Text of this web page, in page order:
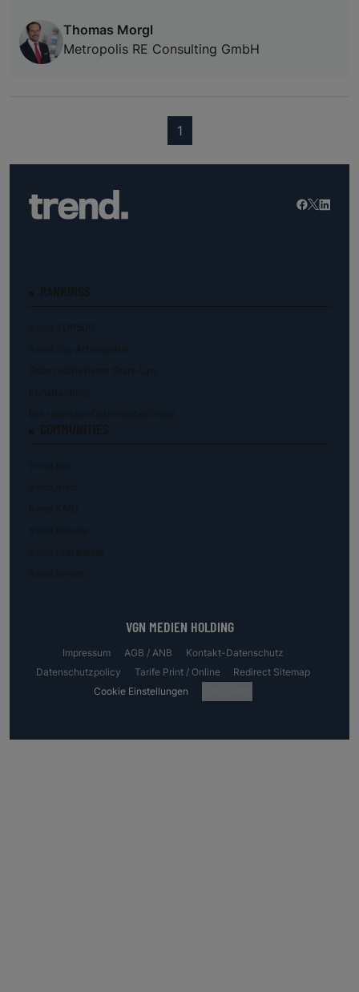
Thomas Morgl
Metropolis RE Consulting GmbH
1(current)
VGN MEDIEN HOLDING
Impressum AGB / ANB
Kontakt-Datenschutz
Datenschutzpolicy
Tarife Print / Online
Redirect Sitemap
Cookie Einstellungen